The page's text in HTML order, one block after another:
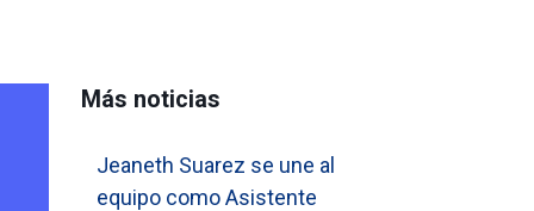
Más noticias
Jeaneth Suarez se une al
equipo como Asistente